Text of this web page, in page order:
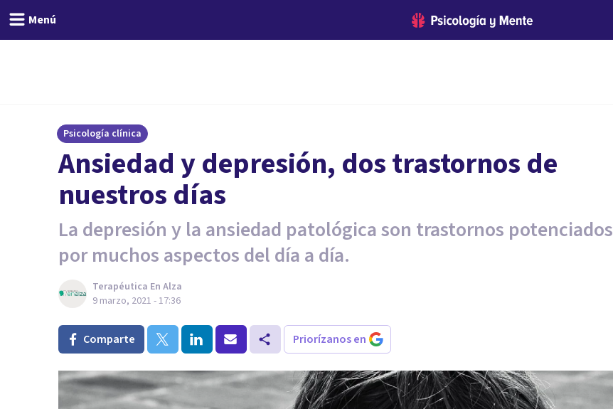
Menú
Psicología clínica
Ansiedad y depresión, dos trastornos de
nuestros días
La depresión y la ansiedad patológica son trastornos potenciados
por muchos aspectos del día a día.
Terapéutica En Alza
9 marzo, 2021 - 17:36
Comparte Priorízanos en